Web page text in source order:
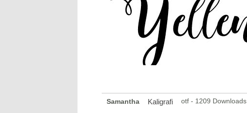
Samantha Kaligrafi otf - 1209 Downloads